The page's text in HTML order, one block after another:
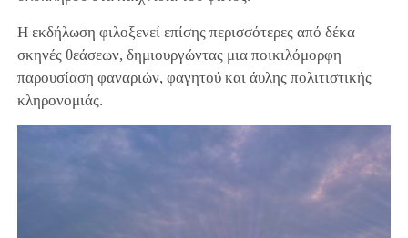
Η εκδήλωση φιλοξενεί επίσης περισσότερες από δέκα
σκηνές θεάσεων, δημιουργώντας μια ποικιλόμορφη
παρουσίαση φαναριών, φαγητού και άυλης πολιτιστικής
κληρονομιάς.